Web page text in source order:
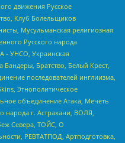
движения Русское
Клуб Болельщиков
Мусульманская религиозная
Русского народа
- УНСО, Украинская
Бандеры, Братство, Белый Крест,
последователей инглиизма,
Этнополитическое
объединение Атака, Мечеть
народа г. Астрахани, ВОЛЯ,
Севера, ТОЙС, О
РЕВТАТПОД, Артподготовка,